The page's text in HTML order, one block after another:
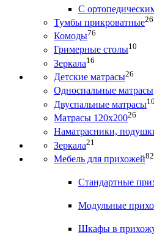
С
Тумбы прикроватные26
Комоды76
Гримерные столы10
Зеркала16
Детские матрасы26
Односпальные матрасы
Двуспальные матрасы
Матрасы 120х20026
Наматрасники,
Зеркала21
Мебель для прихожей82
Стандартные
Модульные
Шкафы в